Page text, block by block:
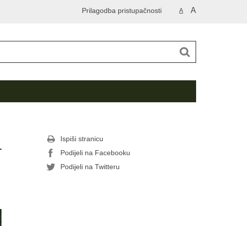
A A
Prilagodba pristupačnosti
Ispiši stranicu
Podijeli na Facebooku
Podijeli na Twitteru